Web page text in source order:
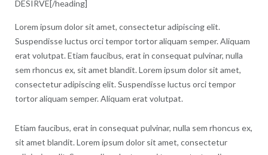
DESIRVE[/heading]
Lorem ipsum dolor sit amet, consectetur adipiscing elit.
Suspendisse luctus orci tempor tortor aliquam semper. Aliquam
erat volutpat. Etiam faucibus, erat in consequat pulvinar, nulla
sem rhoncus ex, sit amet blandit. Lorem ipsum dolor sit amet,
consectetur adipiscing elit. Suspendisse luctus orci tempor
tortor aliquam semper. Aliquam erat volutpat.
Etiam faucibus, erat in consequat pulvinar, nulla sem rhoncus ex,
sit amet blandit. Lorem ipsum dolor sit amet, consectetur